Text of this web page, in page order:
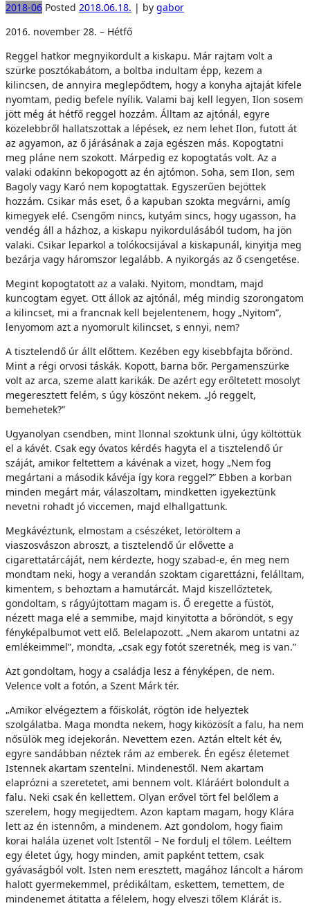
2018-06 Posted 2018.06.18. | by gabor
2016. november 28. – Hétfő
Reggel hatkor megnyikordult a kiskapu. Már rajtam volt a
szürke posztókabátom, a boltba indultam épp, kezem a
kilincsen, de annyira meglepődtem, hogy a konyha ajtaját kifele
nyomtam, pedig befele nyílik. Valami baj kell legyen, Ilon sosem
jött még át hétfő reggel hozzám. Álltam az ajtónál, egyre
közelebbről hallatszottak a lépések, ez nem lehet Ilon, futott át
az agyamon, az ő járásának a zaja egészen más. Kopogtatni
meg pláne nem szokott. Márpedig ez kopogtatás volt. Az a
valaki odakinn bekopogott az én ajtómon. Soha, sem Ilon, sem
Bagoly vagy Karó nem kopogtattak. Egyszerűen bejöttek
hozzám. Csikar más eset, ő a kapuban szokta megvárni, amíg
kimegyek elé. Csengőm nincs, kutyám sincs, hogy ugasson, ha
vendég áll a házhoz, a kiskapu nyikordulásából tudom, ha jön
valaki. Csikar leparkol a tolókocsijával a kiskapunál, kinyitja meg
bezárja vagy háromszor legalább. A nyikorgás az ő csengetése.
Megint kopogtatott az a valaki. Nyitom, mondtam, majd
kuncogtam egyet. Ott állok az ajtónál, még mindig szorongatom
a kilincset, mi a francnak kell bejelentenem, hogy „Nyitom”,
lenyomom azt a nyomorult kilincset, s ennyi, nem?
A tisztelendő úr állt előttem. Kezében egy kisebbfajta bőrönd.
Mint a régi orvosi táskák. Kopott, barna bőr. Pergamenszürke
volt az arca, szeme alatt karikák. De azért egy erőltetett mosolyt
megeresztett felém, s úgy köszönt nekem. „Jó reggelt,
bemehetek?”
Ugyanolyan csendben, mint Ilonnal szoktunk ülni, úgy költöttük
el a kávét. Csak egy óvatos kérdés hagyta el a tisztelendő úr
száját, amikor feltettem a kávénak a vizet, hogy „Nem fog
megártani a második kávéja így kora reggel?” Ebben a korban
minden megárt már, válaszoltam, mindketten igyekeztünk
nevetni rohadt jó viccemen, majd elhallgattunk.
Megkávéztunk, elmostam a csészéket, letöröltem a
viaszosvászon abroszt, a tisztelendő úr elővette a
cigarettatárcáját, nem kérdezte, hogy szabad-e, én meg nem
mondtam neki, hogy a verandán szoktam cigarettázni, felálltam,
kimentem, s behoztam a hamutárcát. Majd kiszellőztetek,
gondoltam, s rágyújtottam magam is. Ő eregette a füstöt,
nézett maga elé a semmibe, majd kinyitotta a bőröndöt, s egy
fényképalbumot vett elő. Belelapozott. „Nem akarom untatni az
emlékeimmel”, mondta, „csak egy fotót szeretnék, meg is van.”
Azt gondoltam, hogy a családja lesz a fényképen, de nem.
Velence volt a fotón, a Szent Márk tér.
„Amikor elvégeztem a főiskolát, rögtön ide helyeztek
szolgálatba. Maga mondta nekem, hogy kiközösít a falu, ha nem
nősülök meg idejekorán. Nevettem ezen. Aztán eltelt két év,
egyre sandábban néztek rám az emberek. Én egész életemet
Istennek akartam szentelni. Mindenestől. Nem akartam
elaprózni a szeretetet, ami bennem volt. Kláráért bolondult a
falu. Neki csak én kellettem. Olyan erővel tört fel belőlem a
szerelem, hogy megijedtem. Azon kaptam magam, hogy Klára
lett az én istennőm, a mindenem. Azt gondolom, hogy fiaim
korai halála üzenet volt Istentől – Ne fordulj el tőlem. Leéltem
egy életet úgy, hogy minden, amit papként tettem, csak
gyávaságból volt. Isten nem eresztett, magához láncolt a három
halott gyermekemmel, prédikáltam, eskettem, temettem, de
mindenemet átitatta a félelem, hogy elveszi tőlem Klárát is.